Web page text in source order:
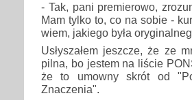
- Tak, pani premierowo,
Mam tylko to, co na sobie -
wiem, jakiego była
Usłyszałem jeszcze, że ze
pilna, bo jestem na liście
że to umowny skrót od
Znaczenia".